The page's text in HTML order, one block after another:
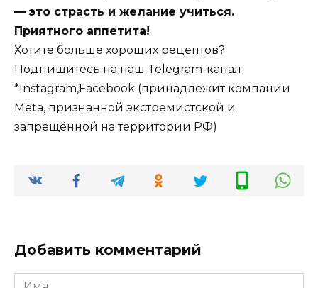
— это страсть и желание учиться.
Приятного аппетита!
Хотите больше хороших рецептов?
Подпишитесь на наш Telegram-канал
*Instagram,Facebook (принадлежит компании
Meta, признанной экстремистской и
запрещённой на территории РФ)
Добавить комментарий
Имя